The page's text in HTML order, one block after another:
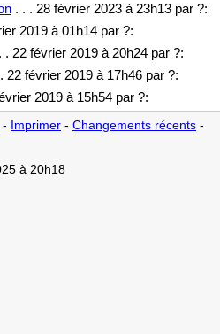
. . . 28 février 2023 à 23h13 par ?:
2019 à 01h14 par ?:
. 22 février 2019 à 20h24 par ?:
22 février 2019 à 17h46 par ?:
2019 à 15h54 par ?:
- Imprimer - Changements récents -
à 20h18